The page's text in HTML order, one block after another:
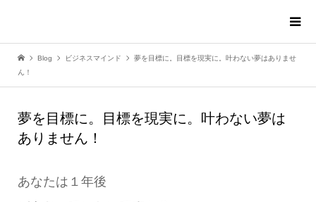
Blog ビジネスマインド
夢を目標に。目標を現実に。叶わない夢はありませ
ん！
夢を目標に。目標を現実に。叶わない夢は
ありません！
あなたは１年後